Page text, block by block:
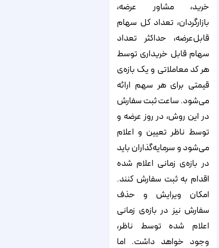
خرید، مشاور عرضه،
بازارگردان، تعداد کل سهام
قابل‌عرضه، حداکثر تعداد
سهام قابل خریداری توسط
هر کد معاملاتی و یک بازه‌‌‌‌‌‌‌‌‌‌‌‌‌‌‌‌‌‌‌‌‌‌‌‌‌‌‌‌‌‌‌‌‌‌‌‌‌‌‌‌‌‌‌‌‌‌‌‌‌‌‌‌‌‌‌‌‌ی
قیمتی برای هر سهم ارائه
می‌‌‌‌‌‌‌‌‌‌‌‌‌‌‌‌‌‌‌‌‌‌‌‌‌‌‌‌‌‌‌‌‌‌‌‌‌‌‌‌‌‌‌‌‌‌‌‌‌‌‌‌‌‌‌‌‌شود. ساعت ثبت سفارش
در این روش، در روز عرضه و
توسط ناظر تعیین و اعلام
می‌‌‌‌‌‌‌‌‌‌‌‌‌‌‌‌‌‌‌‌‌‌‌‌‌‌‌‌‌‌‌‌‌‌‌‌‌‌‌‌‌‌‌‌‌‌‌‌‌‌‌‌‌‌‌‌‌شود و سرمایه‌‌‌‌‌‌‌‌‌‌‌‌‌‌‌‌‌‌‌‌‌‌‌‌‌‌‌‌‌‌‌‌‌‌‌‌‌‌‌‌‌‌‌‌‌‌‌‌‌‌‌‌‌‌‌‌‌گذاران باید
در بازه‌‌‌‌‌‌‌‌‌‌‌‌‌‌‌‌‌‌‌‌‌‌‌‌‌‌‌‌‌‌‌‌‌‌‌‌‌‌‌‌‌‌‌‌‌‌‌‌‌‌‌‌‌‌‌‌‌ی زمانی اعلام شده
اقدام به ثبت سفارش کنند.
امکان ویرایش و حذف
سفارش نیز در بازه‌‌‌‌‌‌‌‌‌‌‌‌‌‌‌‌‌‌‌‌‌‌‌‌‌‌‌‌‌‌‌‌‌‌‌‌‌‌‌‌‌‌‌‌‌‌‌‌‌‌‌‌‌‌‌‌‌ی زمانی
اعلام شده توسط ناظر،
وجود خواهد داشت. اما